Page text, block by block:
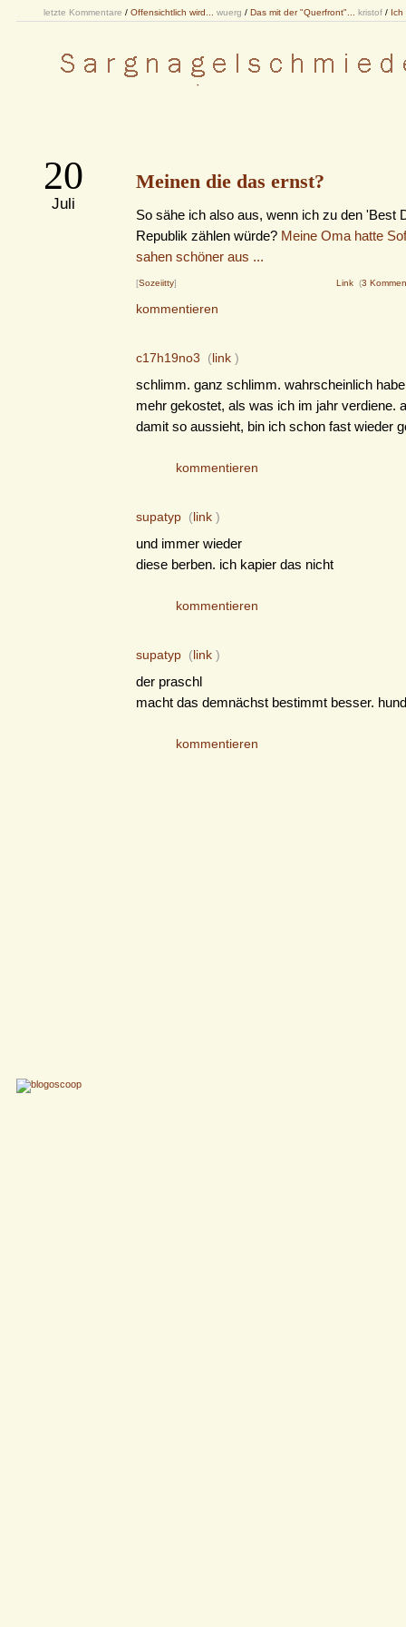
letzte Kommentare / Offensichtlich wird... wuerg / Das mit der "Querfront"... kristof / Ich
20
Juli
Meinen die das ernst?
So sähe ich also aus, wenn ich zu den 'Best
Republik zählen würde? Meine Oma hatte
sahen schöner aus ...
[Sozeiitty] Link (3
kommentieren
c17h19no3 (link )
schlimm. ganz schlimm. wahrscheinlich
mehr gekostet, als was ich im jahr verdiene.
damit so aussieht, bin ich schon fast wieder
kommentieren
supatyp (link )
und immer wieder
diese berben. ich kapier das nicht
kommentieren
supatyp (link )
der praschl
macht das demnächst bestimmt besser.
kommentieren